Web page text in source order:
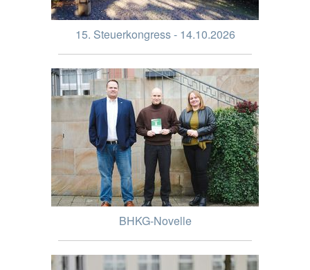
15. Steuerkongress - 14.10.2026
BHKG-Novelle